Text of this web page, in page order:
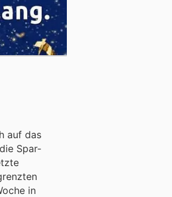
auf das
Spar-
in